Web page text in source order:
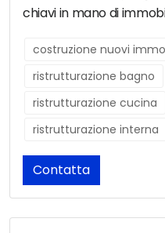
chiavi in mano di
costruzione nuovi
ristrutturazione bagno
ristrutturazione cucina
ristrutturazione interna
Contatta